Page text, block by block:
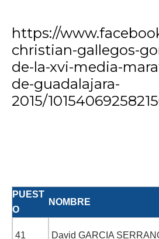
https://
christian-gallegos-
de-la-xvi-media-
de-guadalajara-
2015/
PUEST
O
NOMBRE
41 David GARCIA